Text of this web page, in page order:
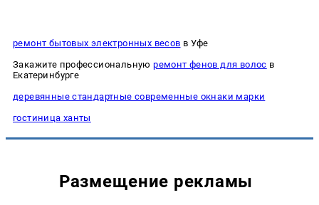
ремонт бытовых электронных весов в Уфе
Закажите профессиональнуюремонт фенов для волос в
Екатеринбурге
деревянные стандартные современные окнаки марки
гостиница ханты
Размещение рекламы